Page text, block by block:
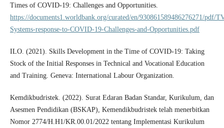
Times of COVID-19: Challenges and Opportunities.
https://documents1.worldbank.org/curated/en/930861589486276271/pdf/
Systems-response-to-COVID-19-Challenges-and-Opportunities.pdf
ILO. (2021). Skills Development in the Time of COVID-19: Taking
Stock of the Initial Responses in Technical and Vocational Education
and Training. Geneva: International Labour Organization.
Kemdikbudristek. (2022). Surat Edaran Badan Standar, Kurikulum, dan
Asesmen Pendidikan (BSKAP), Kemendikbudristek telah menerbitkan
Nomor 2774/H.H1/KR.00.01/2022 tentang Implementasi Kurikulum